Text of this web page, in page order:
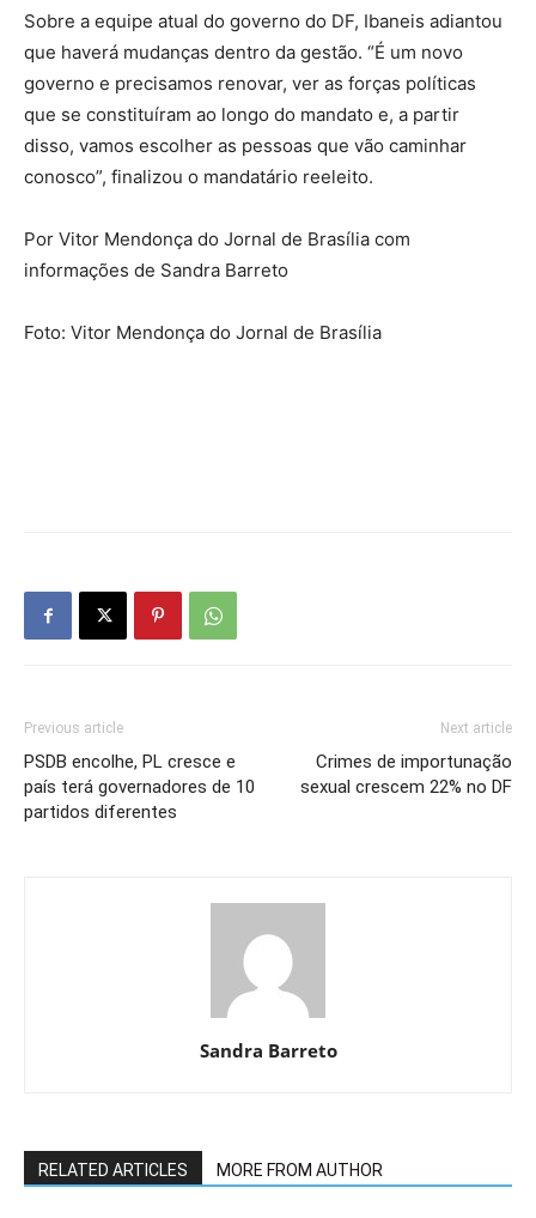
Sobre a equipe atual do governo do DF, Ibaneis adiantou
que haverá mudanças dentro da gestão. “É um novo
governo e precisamos renovar, ver as forças políticas
que se constituíram ao longo do mandato e, a partir
disso, vamos escolher as pessoas que vão caminhar
conosco”, finalizou o mandatário reeleito.
Por Vitor Mendonça do Jornal de Brasília com
informações de Sandra Barreto
Foto: Vitor Mendonça do Jornal de Brasília
Previous article
PSDB encolhe, PL cresce e
país terá governadores de 10
partidos diferentes
Next article
Crimes de importunação
sexual crescem 22% no DF
Sandra Barreto
RELATED ARTICLES MORE FROM AUTHOR